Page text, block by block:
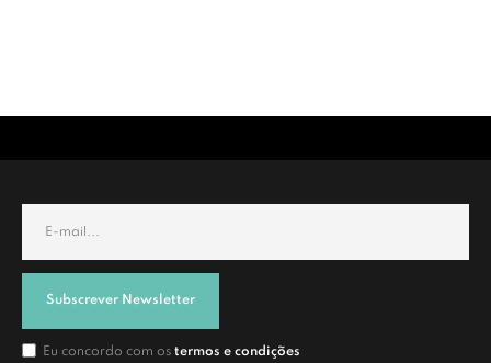
Subscrever Newsletter
Eu concordo com os termos e condições